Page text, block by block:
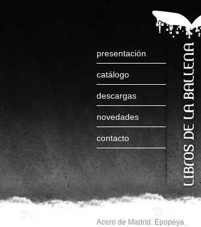
presentación
catálogo
descargas
novedades
contacto
Acero de Madrid. Epopeya.